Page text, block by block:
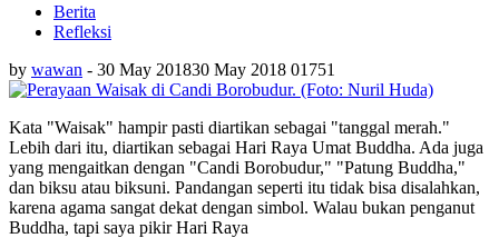
Berita
Refleksi
by wawan - 30 May 201830 May 2018 01751
Kata "Waisak" hampir pasti diartikan sebagai "tanggal merah."
Lebih dari itu, diartikan sebagai Hari Raya Umat Buddha. Ada juga
yang mengaitkan dengan "Candi Borobudur," "Patung Buddha,"
dan biksu atau biksuni. Pandangan seperti itu tidak bisa disalahkan,
karena agama sangat dekat dengan simbol. Walau bukan penganut
Buddha, tapi saya pikir Hari Raya